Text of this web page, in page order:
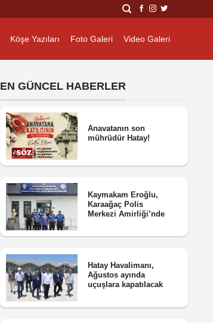
Köşe Yazıları Foto Galeri Video Galeri
EN GÜNCEL HABERLER
Anavatanın son
mührüdür Hatay!
Kaymakam Eroğlu,
Karaağaç Polis
Merkezi Amirliği’nde
Hatay Havalimanı,
Ağustos ayında
uçuşlara kapatılacak